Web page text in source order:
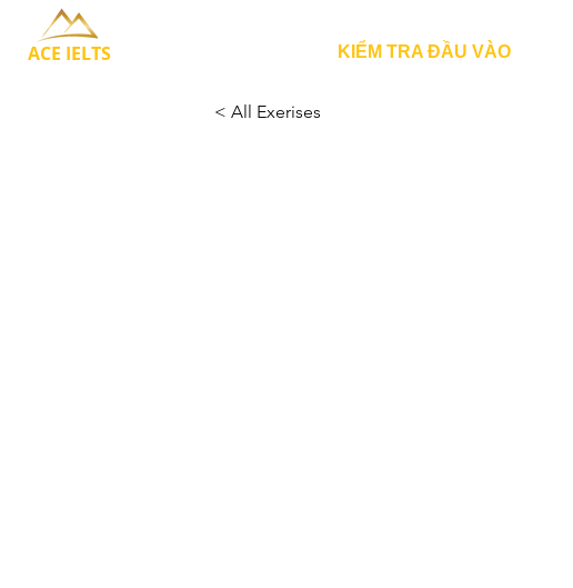
ACE IELTS KIỂM TRA ĐẦU VÀO
< All Exerises